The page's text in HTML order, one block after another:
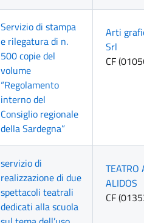
Servizio di stampa
e rilegatura di n.
500 copie del
volume
“Regolamento
interno del
Consiglio regionale
della Sardegna”
Arti
Srl
CF
servizio di
realizzazione di due
spettacoli teatrali
dedicati alla scuola
TEATRO
ALIDOS
CF